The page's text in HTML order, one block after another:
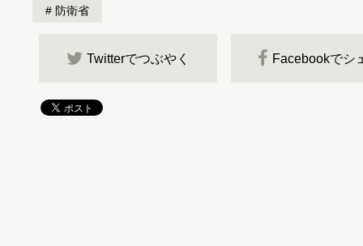
防衛省
Twitterでつぶやく Facebookでシ